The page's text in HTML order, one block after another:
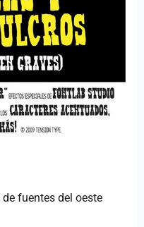
fuentes del oeste